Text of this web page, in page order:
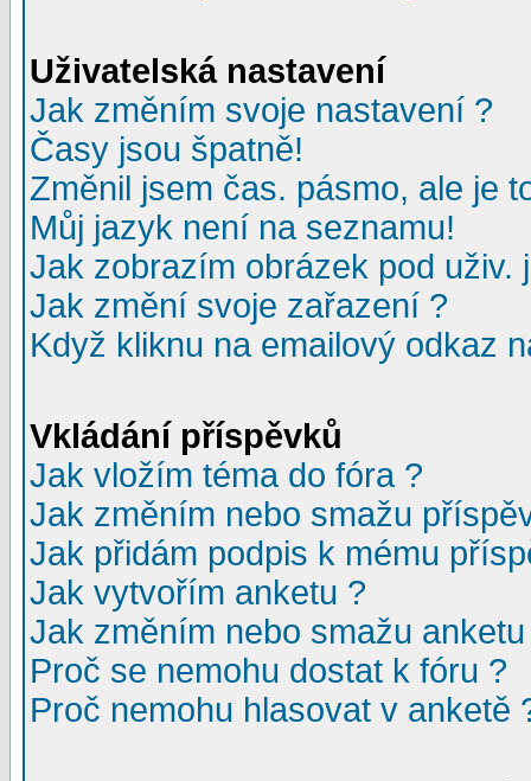
Uživatelská nastavení
Jak změním svoje nastavení ?
Časy jsou špatně!
Změnil jsem čas. pásmo, ale je
Můj jazyk není na seznamu!
Jak zobrazím obrázek pod uživ.
Jak změní svoje zařazení ?
Když kliknu na emailový odkaz
Vkládání příspěvků
Jak vložím téma do fóra ?
Jak změním nebo smažu
Jak přidám podpis k mému
Jak vytvořím anketu ?
Jak změním nebo smažu
Proč se nemohu dostat k fóru ?
Proč nemohu hlasovat v anketě